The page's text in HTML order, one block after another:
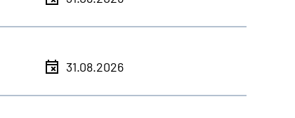
31.08.2026